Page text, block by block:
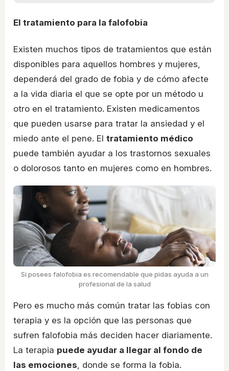
El tratamiento para la falofobia
Existen muchos tipos de tratamientos que están
disponibles para aquellos hombres y mujeres,
dependerá del grado de fobia y de cómo afecte
a la vida diaria el que se opte por un método u
otro en el tratamiento. Existen medicamentos
que pueden usarse para tratar la ansiedad y el
miedo ante el pene. El tratamiento médico
puede también ayudar a los trastornos sexuales
o dolorosos tanto en mujeres como en hombres.
Si posees falofobia es recomendable que pidas ayuda a un
profesional de la salud
Pero es mucho más común tratar las fobias con
terapia y es la opción que las personas que
sufren falofobia más deciden hacer diariamente.
La terapia puede ayudar a llegar al fondo de
las emociones, donde se forma la fobia.